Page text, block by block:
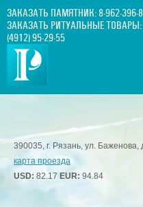
ЗАКАЗАТЬ ПАМЯТНИК:8-962-396-
ЗАКАЗАТЬ РИТУАЛЬНЫЕ ТОВАРЫ:
(4912) 95-29-55
390035, г. Рязань, ул. Баженова,
карта проезда
USD: 82.17 EUR: 94.84